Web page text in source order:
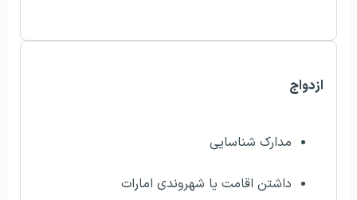
ازدواج
مدارک شناسایی
داشتن اقامت یا شهروندی امارات